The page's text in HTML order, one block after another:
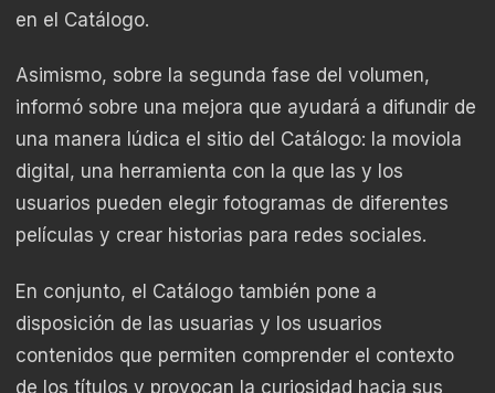
en el Catálogo.
Asimismo, sobre la segunda fase del volumen,
informó sobre una mejora que ayudará a difundir de
una manera lúdica el sitio del Catálogo: la moviola
digital, una herramienta con la que las y los
usuarios pueden elegir fotogramas de diferentes
películas y crear historias para redes sociales.
En conjunto, el Catálogo también pone a
disposición de las usuarias y los usuarios
contenidos que permiten comprender el contexto
de los títulos y provocan la curiosidad hacia sus